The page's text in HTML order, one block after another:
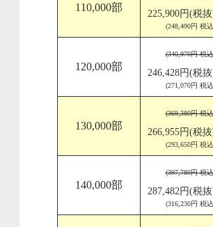
110,000部
225,900円(税
(248,490円 税
120,000部
(340,970円 税
246,428円(税
(271,070円 税
130,000部
(369,380円 税
266,955円(税
(293,650円 税
140,000部
(397,780円 税
287,482円(税
(316,230円 税